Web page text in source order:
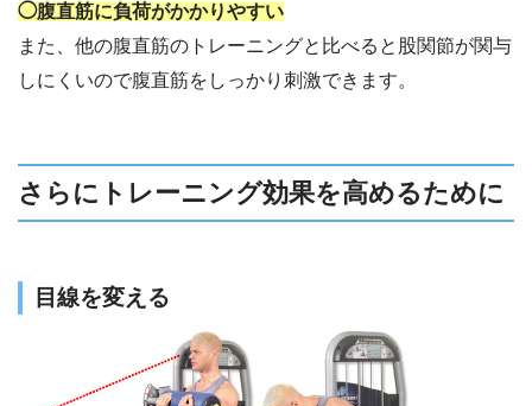
◯腹直筋に負荷がかかりやすい
また、他の腹直筋のトレーニングと比べると股関節が関与
しにくいので腹直筋をしっかり刺激できます。
さらにトレーニング効果を高めるために
目線を変える